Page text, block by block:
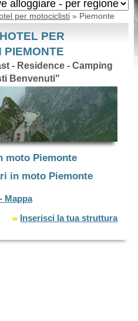
per motociclisti» Piemonte
PER
PIEMONTE
- Residence - Camping
Benvenuti"
moto Piemonte
in moto Piemonte
Mappa
Inserisci la tua struttura